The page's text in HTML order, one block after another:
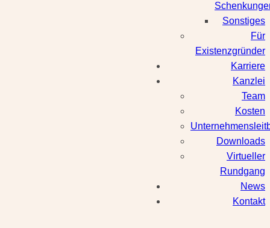
Sonstiges
Für
Existenzgründer
Karriere
Kanzlei
Team
Kosten
Downloads
Virtueller
Rundgang
News
Kontakt